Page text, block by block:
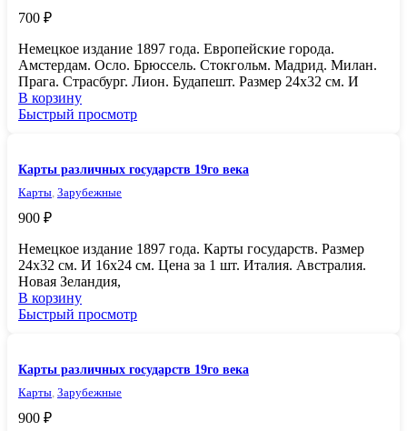
700 ₽
Немецкое издание 1897 года. Европейские города.
Амстердам. Осло. Брюссель. Стокгольм. Мадрид. Милан.
Прага. Страсбург. Лион. Будапешт. Размер 24х32 см. И
В корзину
Быстрый просмотр
Карты различных государств 19го века
Карты Зарубежные
900 ₽
Немецкое издание 1897 года. Карты государств. Размер
24х32 см. И 16х24 см. Цена за 1 шт. Италия. Австралия.
Новая Зеландия,
В корзину
Быстрый просмотр
Карты различных государств 19го века
Карты Зарубежные
900 ₽